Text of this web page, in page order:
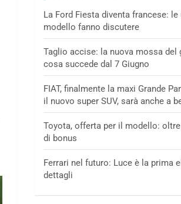
La Ford Fiesta diventa francese: le
modello fanno discutere
Taglio accise: la nuova mossa del
cosa succede dal 7 Giugno
FIAT, finalmente la maxi Grande
il nuovo super SUV, sarà anche a
Toyota, offerta per il modello: oltre
di bonus
Ferrari nel futuro: Luce è la prima
dettagli